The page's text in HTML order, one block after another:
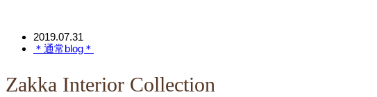
2019.07.31
＊通常blog＊
Zakka Interior Collection